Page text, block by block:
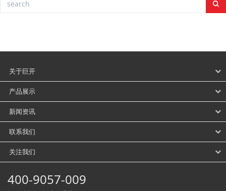
关于巨开
产品展示
新闻资讯
联系我们
关注我们
400-9057-009